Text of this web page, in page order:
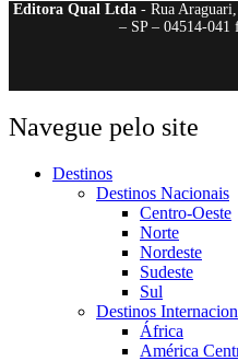
Editora Qual Ltda- Rua Araguari,
– SP – 04514-041
Navegue pelo site
Destinos
Destinos Nacionais
Centro-Oeste
Norte
Nordeste
Sudeste
Sul
Destinos
África
América